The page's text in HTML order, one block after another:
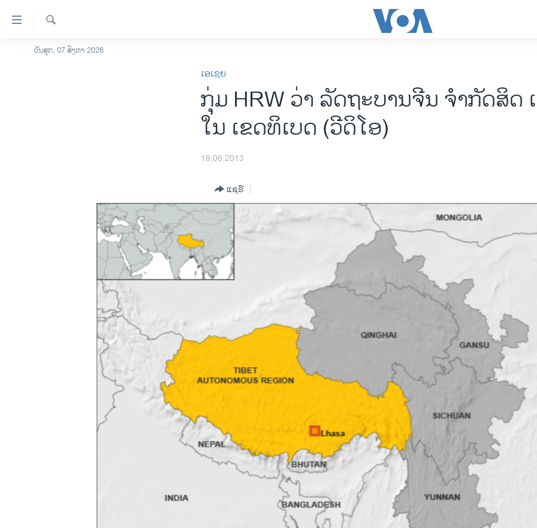
ລິ້ງ
ສຳຫລັບ
ໂຮມເພຈ
ອິດສະຫຼະພາບດ້ານການຂ່າວ
ວິທະຍາສາດ-ເທັກໂນໂລຈີ
ຄົ້ນຫາ
ວັນສຸກ, 07 ສິງຫາ 2026
ເອເຊຍ
ກຸ່ມ HRW ວ່າ ລັດຖະບານຈີນ ຈໍາກັດສິດ
ໃນ ເຂດທິເບດ (ວີດິໂອ)
19,06,2013
ແຊຣ໌